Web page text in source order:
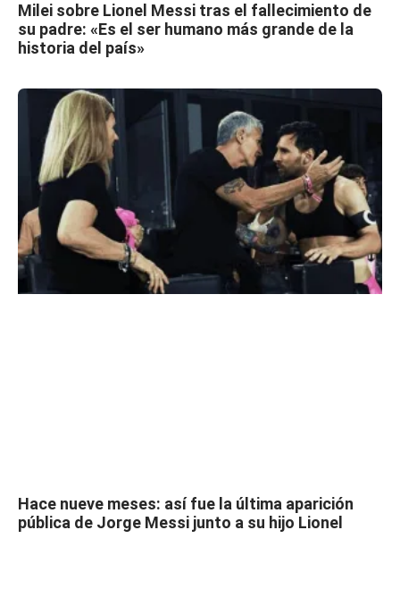
Milei sobre Lionel Messi tras el fallecimiento de
su padre: «Es el ser humano más grande de la
historia del país»
Hace nueve meses: así fue la última aparición
pública de Jorge Messi junto a su hijo Lionel